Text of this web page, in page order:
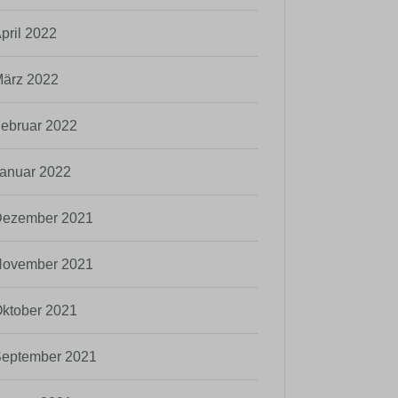
2022
2022
2022
2022
2021
2021
2021
2021